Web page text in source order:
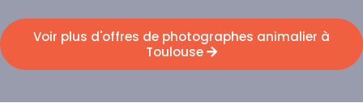
Voir plus d'offres de photographes animalier à
Toulouse